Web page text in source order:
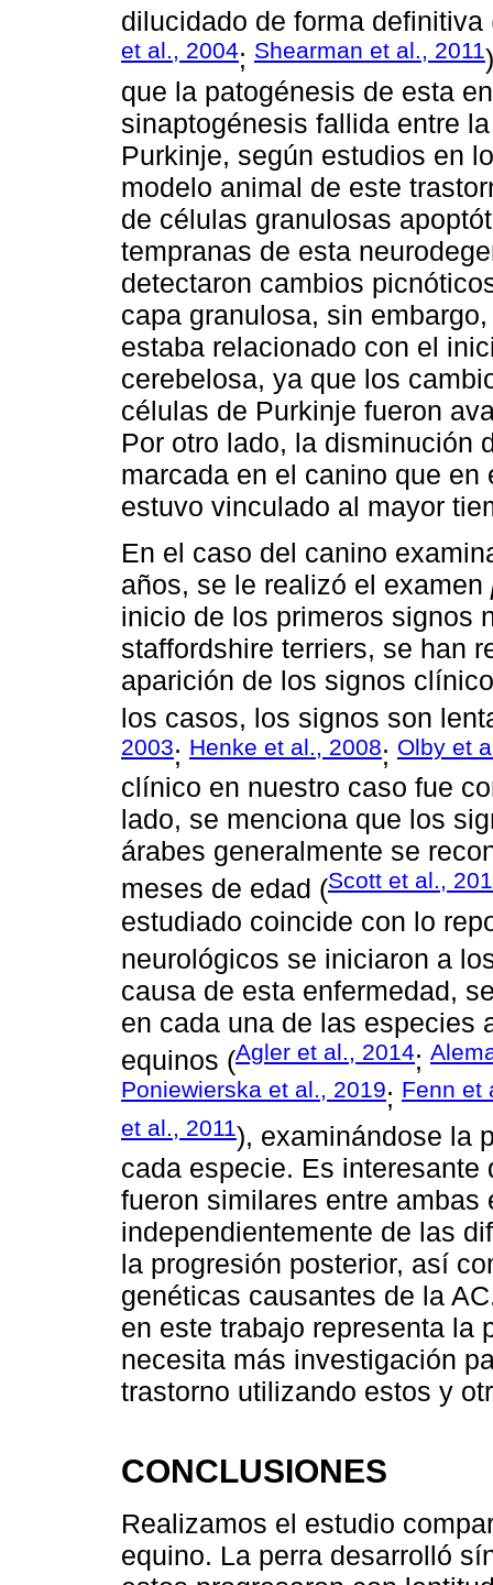
dilucidado de forma definitiva
et al., 2004; Shearman et al., 2011
que la patogénesis de esta
sinaptogénesis fallida entre
Purkinje, según estudios en
modelo animal de este
de células granulosas
tempranas de esta
detectaron cambios
capa granulosa, sin
estaba relacionado con el
cerebelosa, ya que los
células de Purkinje fueron
Por otro lado, la disminución
marcada en el canino que
estuvo vinculado al mayor
En el caso del canino
años, se le realizó el examen
inicio de los primeros signos
staffordshire terriers, se han
aparición de los signos
los casos, los signos son
2003; Henke et al., 2008; Olby et
clínico en nuestro caso fue
lado, se menciona que los
árabes generalmente se
meses de edad (Scott et al.,
estudiado coincide con lo
neurológicos se iniciaron a
causa de esta enfermedad,
en cada una de las especies
equinos (Agler et al., 2014;
Poniewierska et al., 2019; Fenn et
et al., 2011), examinándose la
cada especie. Es
fueron similares entre ambas
independientemente de las
la progresión posterior, así
genéticas causantes de la
en este trabajo representa la
necesita más investigación
trastorno utilizando estos y
CONCLUSIONES
Realizamos el estudio
equino. La perra desarrolló